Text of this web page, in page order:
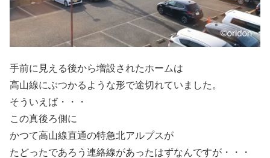
手前に見える後から増設されたホームは
高山線にぶつかるような形で途切れていました。
そういえば・・・
この真後ろ側に
かつて高山線直通の特急北アルプスが
たどったであろう連絡線があったはずなんですが・・・